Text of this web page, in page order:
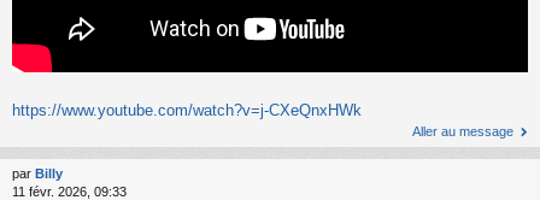
https://www.youtube.com/watch?v=j-CXeQnxHWk
Aller au message
par Billy
11 févr. 2026, 09:33